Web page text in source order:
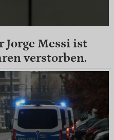
Jorge Messi ist
verstorben.